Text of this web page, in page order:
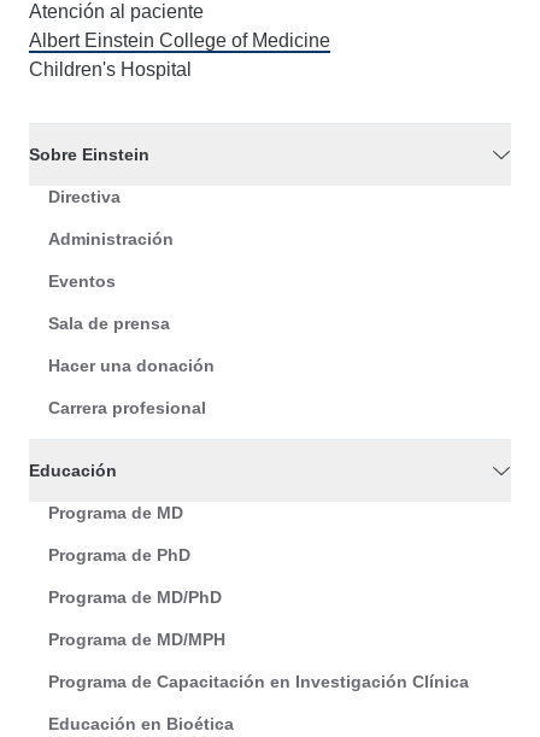
Atención al paciente
Albert Einstein College of Medicine
Children's Hospital
Sobre Einstein
Directiva
Administración
Eventos
Sala de prensa
Hacer una donación
Carrera profesional
Educación
Programa de MD
Programa de PhD
Programa de MD/PhD
Programa de MD/MPH
Programa de Capacitación en Investigación Clínica
Educación en Bioética